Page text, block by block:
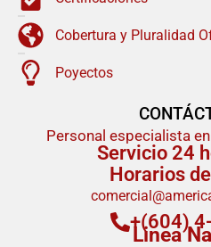
Cobertura y Pluralidad
Poyectos
Personal especialista
Servicio 24
Horarios
+(604)
Linea